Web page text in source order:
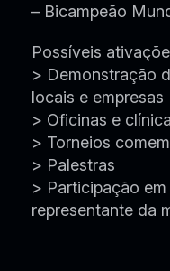
– Bicampeão
Possíveis
> Demonstração
locais e empresas
> Oficinas e
> Torneios
> Palestras
> Participação
representante da